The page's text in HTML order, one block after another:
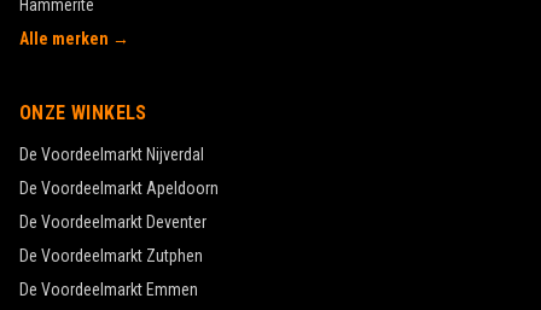
Hammerite
Alle merken →
ONZE WINKELS
De Voordeelmarkt Nijverdal
De Voordeelmarkt Apeldoorn
De Voordeelmarkt Deventer
De Voordeelmarkt Zutphen
De Voordeelmarkt Emmen